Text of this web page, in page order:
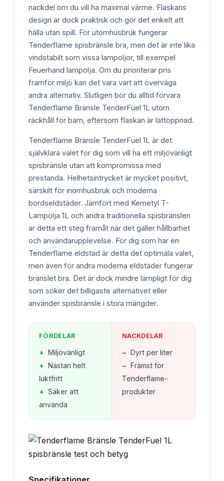
nackdel om du vill ha maximal värme. Flaskans
design är dock praktisk och gör det enkelt att
hälla utan spill. För utomhusbruk fungerar
Tenderflame spisbränsle bra, men det är inte lika
vindstabilt som vissa lampoljor, till exempel
Feuerhand lampolja. Om du prioriterar pris
framför miljö kan det vara värt att överväga
andra alternativ. Slutligen bör du alltid förvara
Tenderflame Bränsle TenderFuel 1L utom
räckhåll för barn, eftersom flaskan är lättöppnad.
Tenderflame Bränsle TenderFuel 1L är det
självklara valet för dig som vill ha ett miljövänligt
spisbränsle utan att kompromissa med
prestanda. Helhetsintrycket är mycket positivt,
särskilt för inomhusbruk och moderna
bordseldstäder. Jämfört med Kemetyl T-
Lampolja 1L och andra traditionella spisbränslen
är detta ett steg framåt när det gäller hållbarhet
och användarupplevelse. För dig som har en
Tenderflame eldstad är detta det optimala valet,
men även för andra moderna eldstäder fungerar
bränslet bra. Det är dock mindre lämpligt för dig
som söker det billigaste alternativet eller
använder spisbränsle i stora mängder.
FÖRDELAR
+ Miljövänligt
+ Nästan helt
luktfritt
+ Säker att
använda
NACKDELAR
− Dyrt per liter
− Främst för
Tenderflame-
produkter